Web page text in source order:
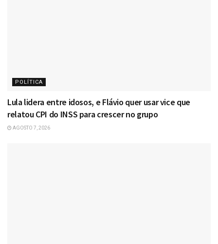
POLÍTICA
Lula lidera entre idosos, e Flávio quer usar vice que
relatou CPI do INSS para crescer no grupo
AGOSTO 7, 2026